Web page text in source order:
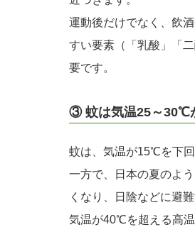
運動後だけでなく、飲
すい要素（「乳酸」「
要です。
③ 蚊は気温25～30℃
蚊は、気温が15℃を下
一方で、日本の夏のよ
くなり、日陰などに避
気温が40℃を超える高温